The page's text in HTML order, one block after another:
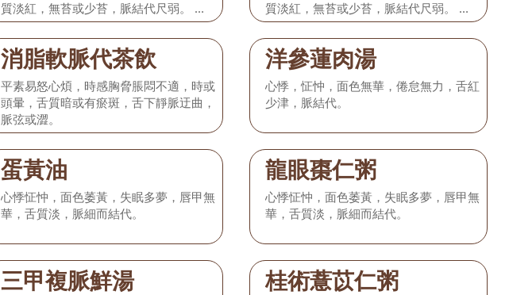
質淡紅，無苔或少苔，脈結代尺弱。 多
見於高血壓病III.期。
質淡紅，無苔或少苔，脈結代尺弱。 多
見於高血壓病III.期。
消脂軟脈代茶飲
平素易怒心煩，時感胸脅脹悶不適，時或
頭暈，舌質暗或有瘀斑，舌下靜脈迂曲，
脈弦或澀。
洋參蓮肉湯
心悸，怔忡，面色無華，倦怠無力，舌紅
少津，脈結代。
蛋黃油
心悸怔忡，面色萎黃，失眠多夢，唇甲無
華，舌質淡，脈細而結代。
龍眼棗仁粥
心悸怔忡，面色萎黃，失眠多夢，唇甲無
華，舌質淡，脈細而結代。
三甲複脈鮮湯 桂術薏苡仁粥